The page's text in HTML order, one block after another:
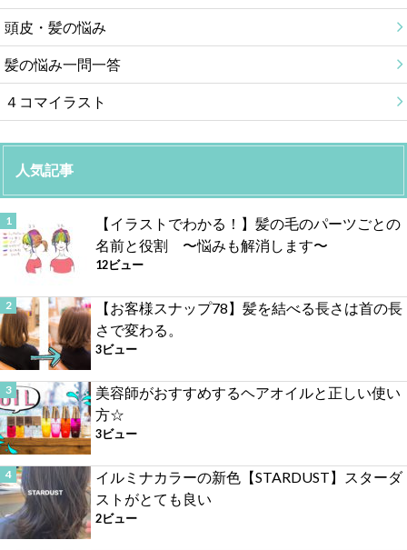
頭皮・髪の悩み
髪の悩み一問一答
４コマイラスト
人気記事
【イラストでわかる！】髪の毛のパーツごとの
名前と役割 〜悩みも解消します〜
12ビュー
【お客様スナップ78】髪を結べる長さは首の長
さで変わる。
3ビュー
美容師がおすすめするヘアオイルと正しい使い
方☆
3ビュー
イルミナカラーの新色【STARDUST】スターダ
ストがとても良い
2ビュー